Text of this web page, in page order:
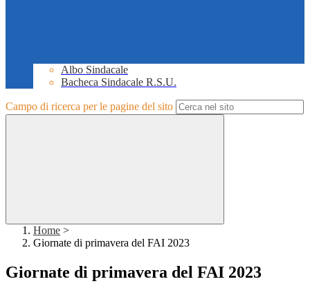
Albo Sindacale
Bacheca Sindacale R.S.U.
Campo di ricerca per le pagine del sito
Home >
Giornate di primavera del FAI 2023
Giornate di primavera del FAI 2023